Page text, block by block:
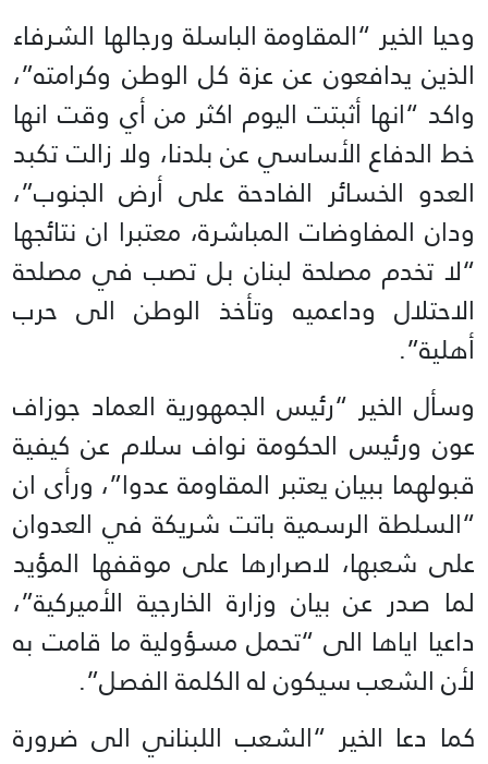
وحيا الخير “المقاومة الباسلة ورجالها الشرفاء
الذين يدافعون عن عزة كل الوطن وكرامته”،
واكد “انها أثبتت اليوم اكثر من أي وقت انها
خط الدفاع الأساسي عن بلدنا، ولا زالت تكبد
العدو الخسائر الفادحة على أرض الجنوب”،
ودان المفاوضات المباشرة، معتبرا ان نتائجها
“لا تخدم مصلحة لبنان بل تصب في مصلحة
الاحتلال وداعميه وتأخذ الوطن الى حرب
أهلية”.
وسأل الخير “رئيس الجمهورية العماد جوزاف
عون ورئيس الحكومة نواف سلام عن كيفية
قبولهما ببيان يعتبر المقاومة عدوا”، ورأى ان
“السلطة الرسمية باتت شريكة في العدوان
على شعبها، لاصرارها على موقفها المؤيد
لما صدر عن بيان وزارة الخارجية الأميركية”،
داعيا اياها الى “تحمل مسؤولية ما قامت به
لأن الشعب سيكون له الكلمة الفصل”.
كما دعا الخير “الشعب اللبناني الى ضرورة